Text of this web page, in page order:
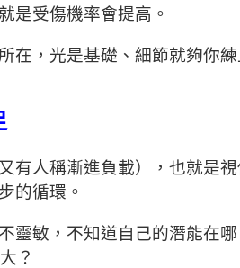
是受傷機率會提高。
在，光是基礎、細節就夠你
又有人稱漸進負載），也就是
的循環。
靈敏，不知道自己的潛能在
？